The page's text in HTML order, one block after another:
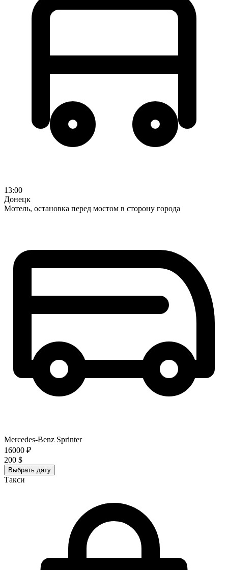
13:00
Донецк
Мотель, остановка перед мостом в сторону города
Mercedes-Benz Sprinter
16000 ₽
200 $
Выбрать дату
Такси